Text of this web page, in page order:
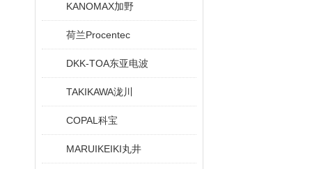
KANOMAX加野
荷兰Procentec
DKK-TOA东亚电波
TAKIKAWA泷川
COPAL科宝
MARUIKEIKI丸井